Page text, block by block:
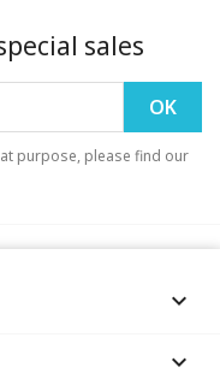
sales
purpose, please find our

